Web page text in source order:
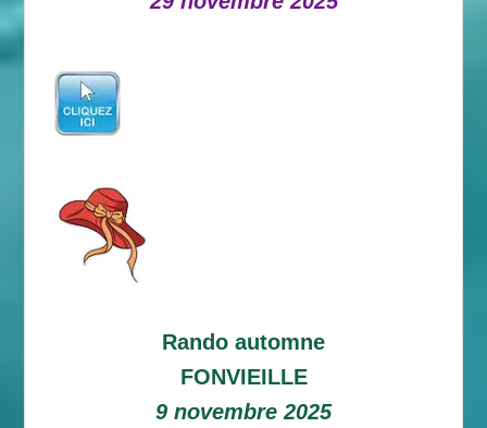
Rando automne
FONVIEILLE
9 novembre 2025